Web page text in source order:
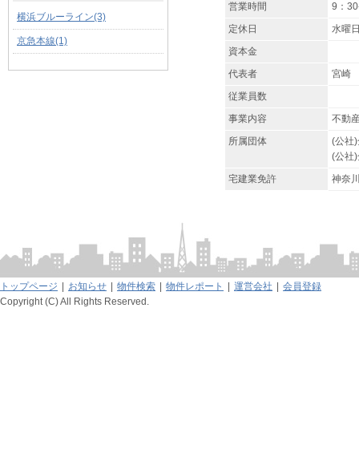
営業時間
9：
定休日
水曜
資本金
代表者
宮崎
従業員数
事業内容
不動
所属団体
(公社
(公社
宅建業免許
神奈
横浜ブルーライン(3)
京急本線(1)
トップページ お知らせ 物件検索 物件レポート 運営会社
会員登録
Copyright (C) All Rights Reserved.